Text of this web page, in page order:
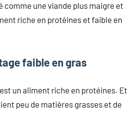
une viande plus maigre et
riche en protéines et faible en
faible en gras
un aliment riche en protéines. Et
peu de matières grasses et de